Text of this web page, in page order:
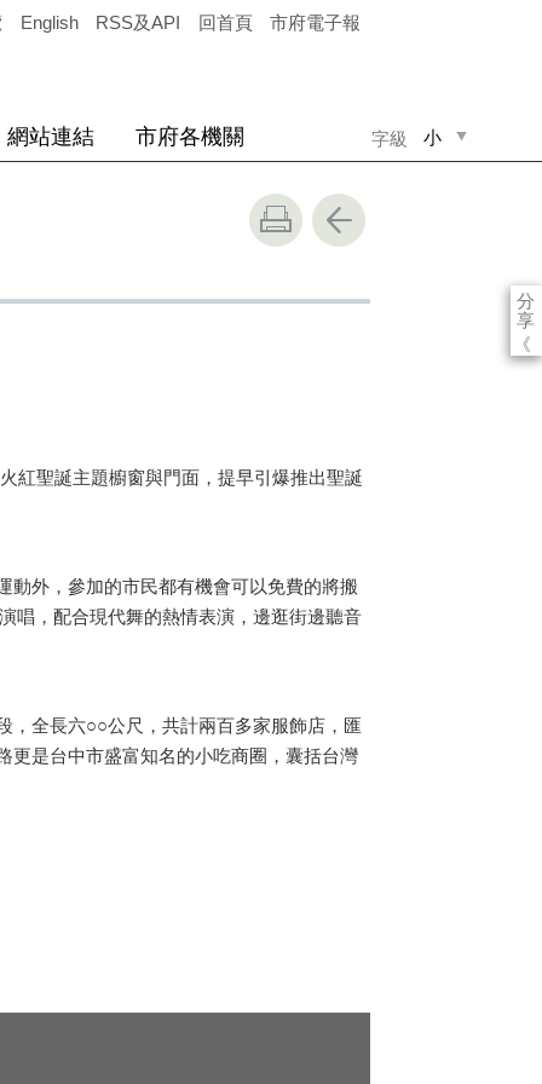
English RSS及API 回首頁 市府電子報
字級 小
網站連結 市府各機關
分
享
《
聖誕主題櫥窗與門面，提早引爆推出聖誕
外，參加的市民都有機會可以免費的將搬
唱，配合現代舞的熱情表演，邊逛街邊聽音
全長六○○公尺，共計兩百多家服飾店，匯
更是台中市盛富知名的小吃商圈，囊括台灣